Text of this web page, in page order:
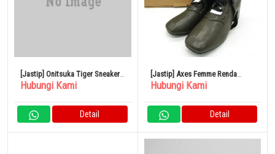
[Jastip] Onitsuka Tiger Sneakers
Japan
Hubungi Kami
Detail
[Jastip] Axes Femme Renda
Ghillie Boots Sepatu TL623X105
Hubungi Kami
Detail